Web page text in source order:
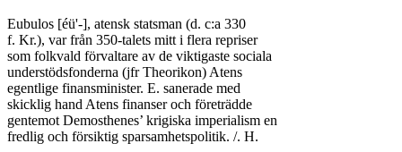
Eubulos [éü'-], atensk statsman (d. c:a 330
f. Kr.), var från 350-talets mitt i flera repriser
som folkvald förvaltare av de viktigaste sociala
understödsfonderna (jfr Theorikon) Atens
egentlige finansminister. E. sanerade med
skicklig hand Atens finanser och företrädde
gentemot Demosthenes’ krigiska imperialism en
fredlig och försiktig sparsamhetspolitik. /. H.